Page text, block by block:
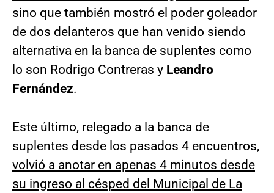
sino que también mostró el poder goleador
de dos delanteros que han venido siendo
alternativa en la banca de suplentes como
lo son Rodrigo Contreras y Leandro
Fernández.
Este último, relegado a la banca de
suplentes desde los pasados 4 encuentros,
volvió a anotar en apenas 4 minutos desde
su ingreso al césped del Municipal de La